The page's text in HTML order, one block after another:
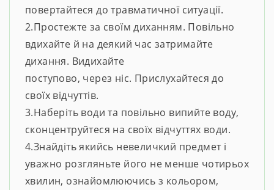
повертайтеся до травматичної ситуації.
2.Простежте за своїм диханням. Повільно
вдихайте й на деякий час затримайте
дихання. Видихайте
поступово, через ніс. Прислухайтеся до
своїх відчуттів.
3.Наберіть води та повільно випийте воду,
сконцентруйтеся на своїх відчуттях води.
4.Знайдіть якийсь невеличкий предмет і
уважно розгляньте його не менше чотирьох
хвилин, ознайомлюючись з кольором,